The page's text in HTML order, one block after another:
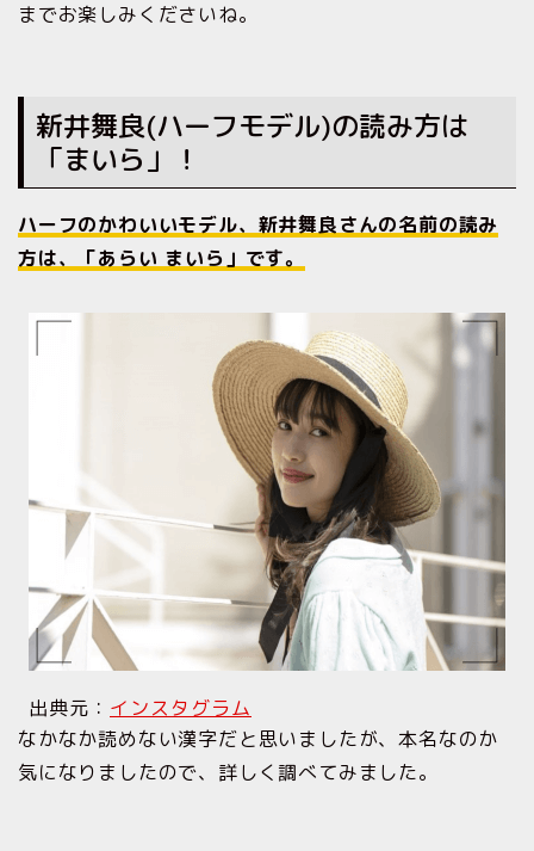
までお楽しみくださいね。
新井舞良(ハーフモデル)の読み方は
「まいら」！
ハーフのかわいいモデル、新井舞良さんの名前の読み
方は、「あらい まいら」です。
出典元： インスタグラム
なかなか読めない漢字だと思いましたが、本名なのか
気になりましたので、詳しく調べてみました。